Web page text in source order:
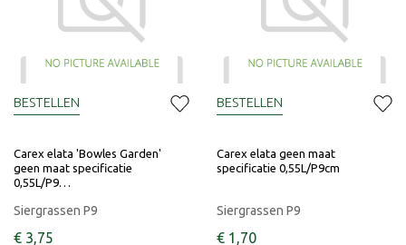
Carex elata 'Bowles Garden'
geen maat specificatie
0,55L/P9…
Siergrassen P9
€ 3,75
BESTELLEN
Carex elata geen maat
specificatie 0,55L/P9cm
Siergrassen P9
€ 1 ,70
BESTELLEN